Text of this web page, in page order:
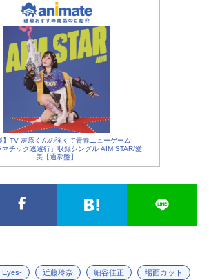
】TV 灰原くんの強くて青春ニューゲーム
マチック逃避行」収録シングル AIM STAR/愛
美【通常盤】
Eyes- 近藤玲奈 細谷佳正 場面カット